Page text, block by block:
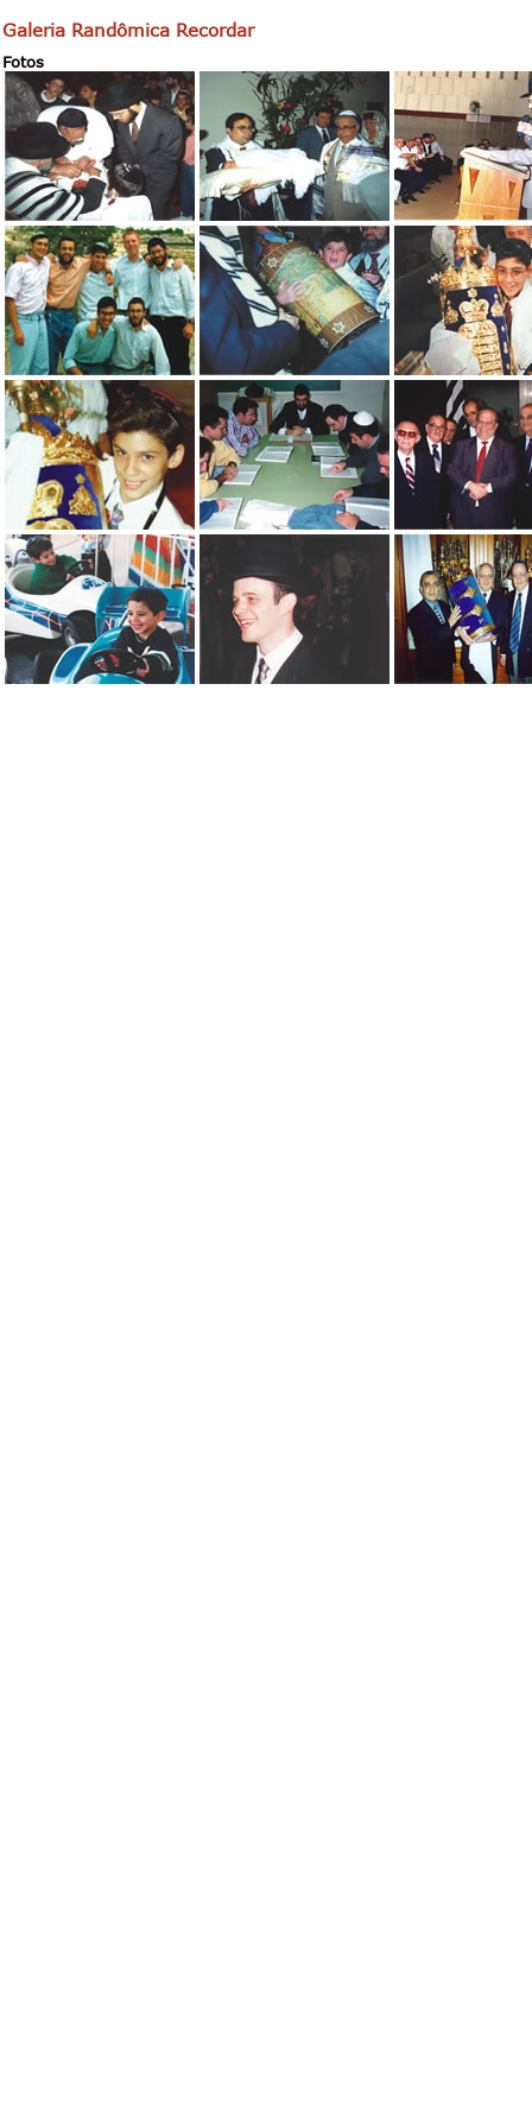
Galeria Randômica Recordar
Fotos